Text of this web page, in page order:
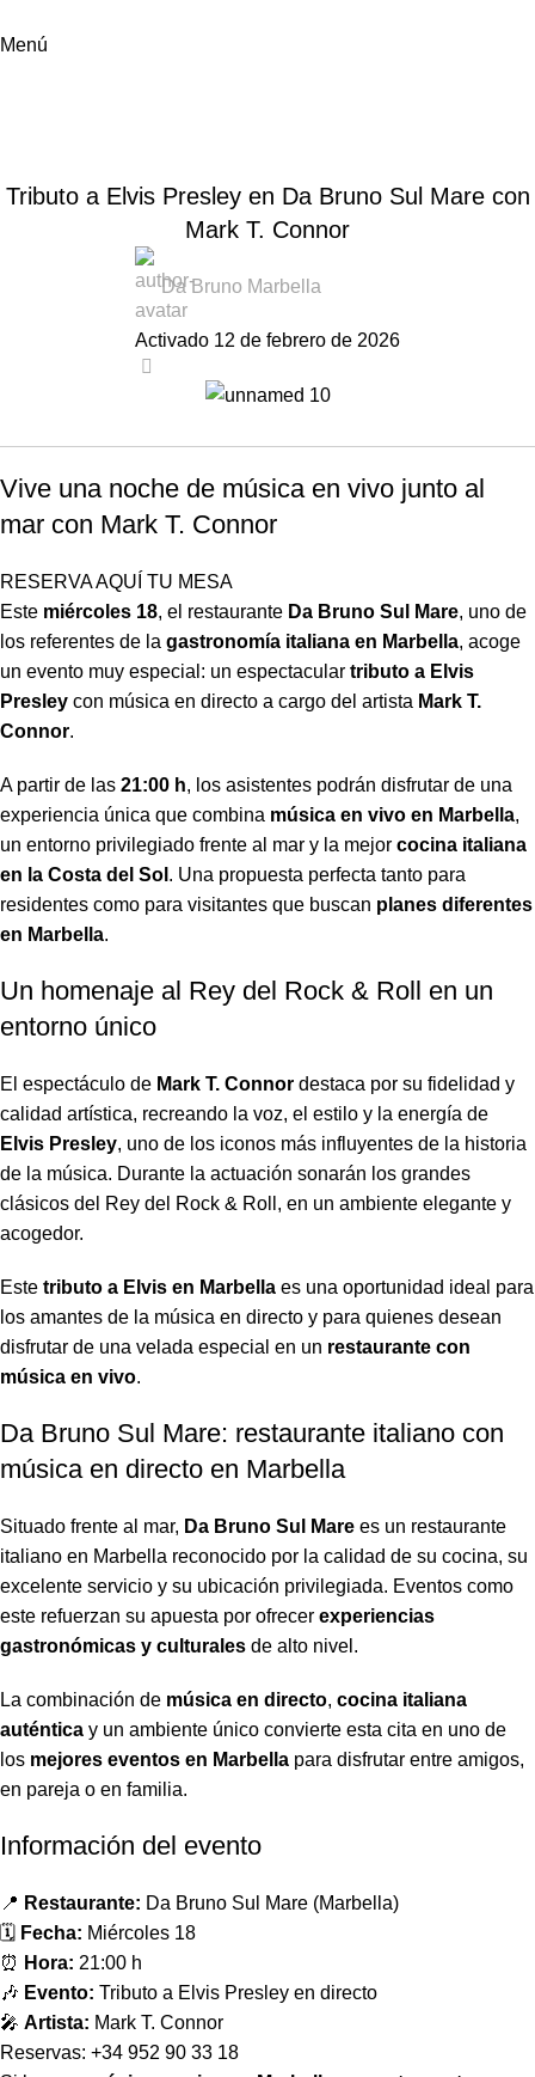
Menú
Tributo a Elvis Presley en Da Bruno Sul Mare con
Mark T. Connor
Da Bruno Marbella
Activado 12 de febrero de 2026
Vive una noche de música en vivo junto al
mar con Mark T. Connor
RESERVA AQUÍ TU MESA
Este miércoles 18, el restaurante Da Bruno Sul Mare, uno de
los referentes de la gastronomía italiana en Marbella, acoge
un evento muy especial: un espectacular tributo a Elvis
Presley con música en directo a cargo del artista Mark T.
Connor.
A partir de las 21:00 h, los asistentes podrán disfrutar de una
experiencia única que combina música en vivo en Marbella,
un entorno privilegiado frente al mar y la mejor cocina italiana
en la Costa del Sol . Una propuesta perfecta tanto para
residentes como para visitantes que buscan planes diferentes
en Marbella.
Un homenaje al Rey del Rock & Roll en un
entorno único
El espectáculo de Mark T. Connor destaca por su fidelidad y
calidad artística, recreando la voz, el estilo y la energía de
Elvis Presley, uno de los iconos más influyentes de la historia
de la música. Durante la actuación sonarán los grandes
clásicos del Rey del Rock & Roll, en un ambiente elegante y
acogedor.
Este tributo a Elvis en Marbella es una oportunidad ideal para
los amantes de la música en directo y para quienes desean
disfrutar de una velada especial en un restaurante con
música en vivo.
Da Bruno Sul Mare: restaurante italiano con
música en directo en Marbella
Situado frente al mar, Da Bruno Sul Mare es un restaurante
italiano en Marbella reconocido por la calidad de su cocina, su
excelente servicio y su ubicación privilegiada. Eventos como
este refuerzan su apuesta por ofrecer experiencias
gastronómicas y culturales de alto nivel.
La combinación de música en directo, cocina italiana
auténtica y un ambiente único convierte esta cita en uno de
los mejores eventos en Marbella para disfrutar entre amigos,
en pareja o en familia.
Información del evento
📍 Restaurante: Da Bruno Sul Mare (Marbella)
🗓 Fecha: Miércoles 18
⏰ Hora: 21:00 h
🎶 Evento: Tributo a Elvis Presley en directo
🎤 Artista: Mark T. Connor
Reservas: +34 952 90 33 18